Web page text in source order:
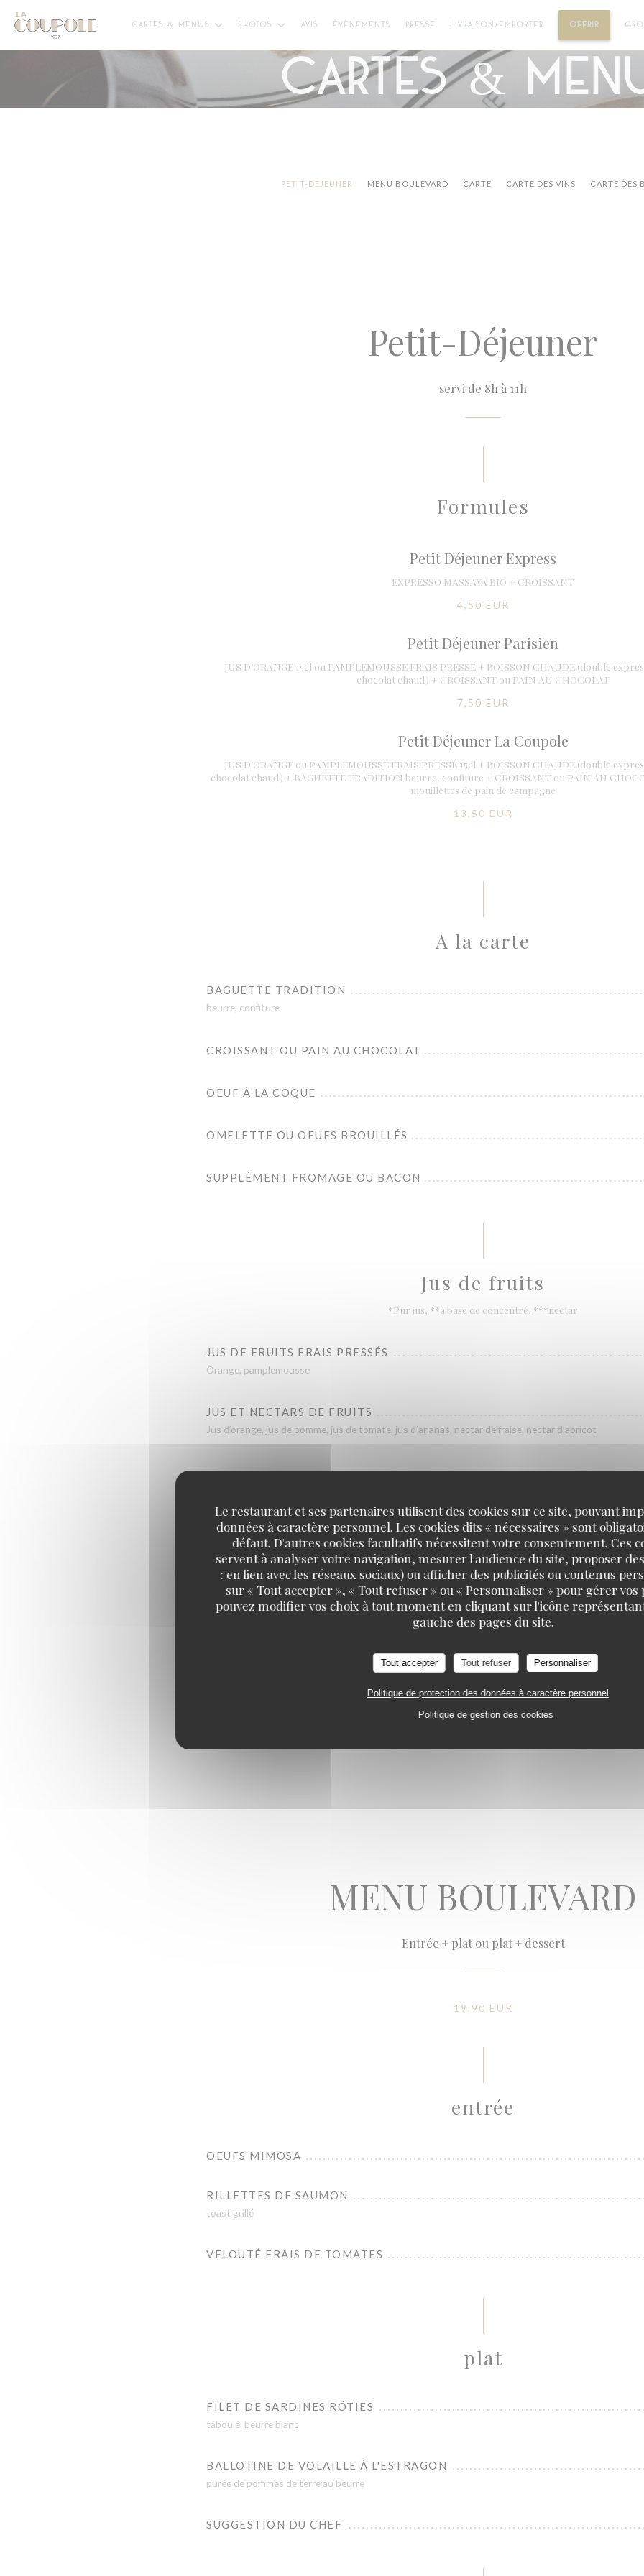
Personnalisation de vos choix en matière de cookies
Le restaurant et ses partenaires utilisent des cookies sur ce site, pouvant
données à caractère personnel. Les cookies dits « nécessaires » sont
défaut. D'autres cookies facultatifs nécessitent votre consentement. Ces
servent à analyser votre navigation, mesurer l'audience du site, proposer
: en lien avec les réseaux sociaux) ou afficher des publicités ou contenus
sur « Tout accepter », « Tout refuser » ou « Personnaliser » pour gérer vos
pouvez modifier vos choix à tout moment en cliquant sur l'icône
gauche des pages du site.
Tout accepter Tout refuser Personnaliser
Politique de protection des données à caractère personnel
Politique de gestion des cookies
CARTES & MENUS PHOTOS AVIS ÉVÈNEMENTS PRESSE LIVRAISON/EMPORTER OFFRIR ((OUVRE
Cartes &
PETIT-DÉJEUNER MENU BOULEVARD CARTE CARTE DES VINS CARTE DES
Petit-Déjeuner
servi de 8h à 11h
Formules
Petit Déjeuner Express
EXPRESSO MASSAYA BIO + CROISSANT
4,50 EUR
Petit Déjeuner Parisien
JUS D’ORANGE 15cl ou PAMPLEMOUSSE FRAIS PRESSÉ + BOISSON CHAUDE (double
chocolat chaud) + CROISSANT ou PAIN AU CHOCOLAT
7,50 EUR
Petit Déjeuner La Coupole
JUS D’ORANGE ou PAMPLEMOUSSE FRAIS PRESSÉ 15cl + BOISSON CHAUDE (double
chocolat chaud) + BAGUETTE TRADITION beurre, confiture + CROISSANT ou PAIN AU
mouillettes de pain de campagne
13,50 EUR
A la carte
BAGUETTE TRADITION
beurre, confiture
CROISSANT OU PAIN AU CHOCOLAT
OEUF À LA COQUE
OMELETTE OU OEUFS BROUILLÉS
SUPPLÉMENT FROMAGE OU BACON
Jus de fruits
*Pur jus, **à base de concentré, ***nectar
JUS DE FRUITS FRAIS PRESSÉS
Orange, pamplemousse
JUS ET NECTARS DE FRUITS
Jus d’orange, jus de pomme, jus de tomate, jus d’ananas, nectar de fraise, nectar d’abricot
BOISSONS CHAUDES
EXPRESSO MASSAYA BIO, DÉCAFÉINÉ
infusion Verveine, infusion Tilleul Menthe
CHOCOLAT CHAUD VALRHONA, CAFÉ CRÈME
MENU BOULEVARD
Entrée + plat ou plat + dessert
19,90 EUR
entrée
OEUFS MIMOSA
RILLETTES DE SAUMON
toast grillé
VELOUTÉ FRAIS DE TOMATES
plat
FILET DE SARDINES RÔTIES
taboulé, beurre blanc
BALLOTINE DE VOLAILLE À L'ESTRAGON
purée de pommes de terre au beurre
SUGGESTION DU CHEF